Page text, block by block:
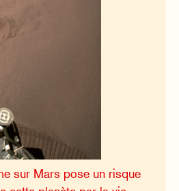
sur Mars pose un risque